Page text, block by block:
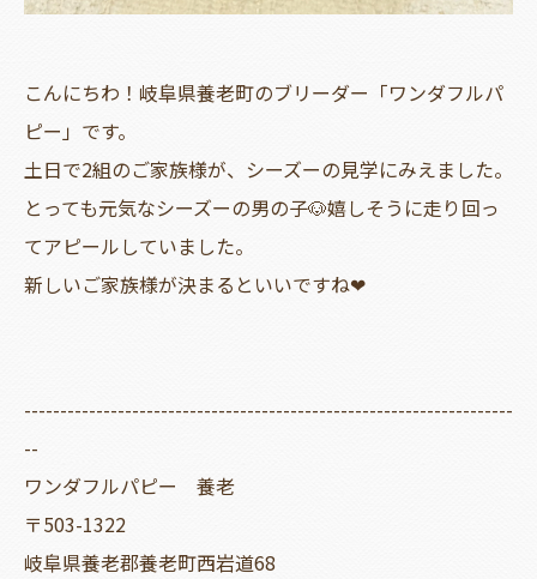
こんにちわ！岐阜県養老町のブリーダー「ワンダフルパ
ピー」です。
土日で2組のご家族様が、シーズーの見学にみえました。
とっても元気なシーズーの男の子🐶嬉しそうに走り回っ
てアピールしていました。
新しいご家族様が決まるといいですね❤
--------------------------------------------------------------------
--
ワンダフルパピー 養老
〒503-1322
岐阜県養老郡養老町西岩道68